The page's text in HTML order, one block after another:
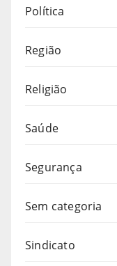
Política
Região
Religião
Saúde
Segurança
Sem categoria
Sindicato